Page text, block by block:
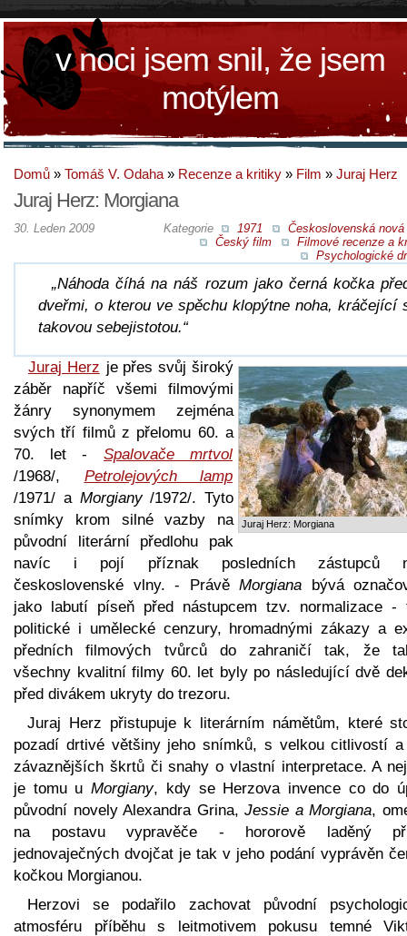
v noci jsem snil, že jsem
motýlem
Domů » Tomáš V. Odaha » Recenze a kritiky » Film » Juraj Herz
Juraj Herz: Morgiana
Kategorie 1971
Československá nová
Český film
Filmové recenze a
Psychologické
30. Leden 2009
„Náhoda číhá na náš rozum jako černá kočka
dveřmi, o kterou ve spěchu klopýtne noha, kráčející
takovou sebejistotou.“
Juraj Herz: Morgiana
Juraj Herz je přes svůj široký
záběr napříč všemi filmovými
žánry synonymem zejména
svých tří filmů z přelomu 60. a
70. let - Spalovače mrtvol
/1968/, Petrolejových lamp
/1971/ a Morgiany/1972/. Tyto
snímky krom silné vazby na
původní literární předlohu pak
navíc i pojí příznak posledních zástupců
československé vlny. - Právě Morgiana bývá
jako labutí píseň před nástupcem tzv. normalizace -
politické i umělecké cenzury, hromadnými zákazy a
předních filmových tvůrců do zahraničí tak, že
všechny kvalitní filmy 60. let byly po následující dvě
před divákem ukryty do trezoru.
Juraj Herz přistupuje k literárním námětům, které
pozadí drtivé většiny jeho snímků, s velkou citlivostí
závaznějších škrtů či snahy o vlastní interpretace. A
je tomu uMorgiany, kdy se Herzova invence co do
původní novely Alexandra Grina,Jessie a Morgiana,
na postavu vypravěče - hororově laděný
jednovaječných dvojčat je tak v jeho podání vyprávěn
kočkou Morgianou.
Herzovi se podařilo zachovat původní
atmosféru příběhu s leitmotivem pokusu temné